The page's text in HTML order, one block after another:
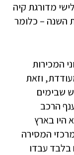
ובמקום השלישי מדורגת קיה
השנה – כלומר
המכירות
וזאת
שבימים
הרכב
רבים לא היו בארץ
המסירה
בלבד עבדו